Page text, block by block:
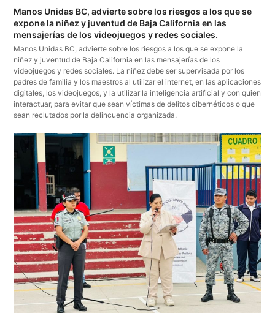
Manos Unidas BC, advierte sobre los riesgos a los que se
expone la niñez y juventud de Baja California en las
mensajerías de los videojuegos y redes sociales.
Manos Unidas BC, advierte sobre los riesgos a los que se expone la
niñez y juventud de Baja California en las mensajerías de los
videojuegos y redes sociales. La niñez debe ser supervisada por los
padres de familia y los maestros al utilizar el internet, en las aplicaciones
digitales, los videojuegos, y la utilizar la inteligencia artificial y con quien
interactuar, para evitar que sean víctimas de delitos cibernéticos o que
sean reclutados por la delincuencia organizada.